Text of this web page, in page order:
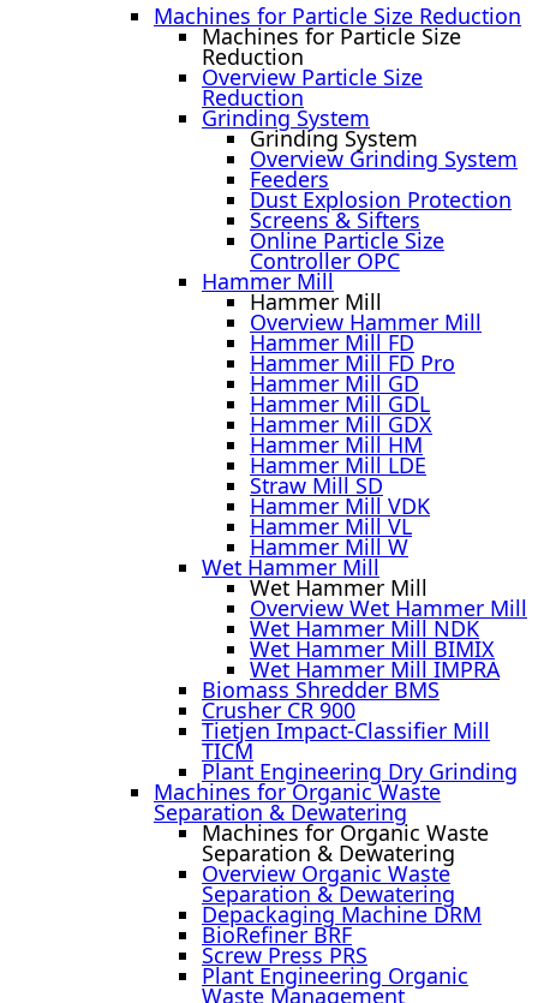
Machines for Particle Size Reduction
Machines for Particle Size
Reduction
Overview Particle Size
Reduction
Grinding System
Grinding System
Overview Grinding System
Feeders
Dust Explosion Protection
Screens & Sifters
Online Particle Size
Controller OPC
Hammer Mill
Hammer Mill
Overview Hammer Mill
Hammer Mill FD
Hammer Mill FD Pro
Hammer Mill GD
Hammer Mill GDL
Hammer Mill GDX
Hammer Mill HM
Hammer Mill LDE
Straw Mill SD
Hammer Mill VDK
Hammer Mill VL
Hammer Mill W
Wet Hammer Mill
Wet Hammer Mill
Overview Wet Hammer Mill
Wet Hammer Mill NDK
Wet Hammer Mill BIMIX
Wet Hammer Mill IMPRA
Biomass Shredder BMS
Crusher CR 900
Tietjen Impact-Classifier Mill
TICM
Plant Engineering Dry Grinding
Machines for Organic Waste
Separation & Dewatering
Machines for Organic Waste
Separation & Dewatering
Overview Organic Waste
Separation & Dewatering
Depackaging Machine DRM
BioRefiner BRF
Screw Press PRS
Plant Engineering Organic
Waste Management